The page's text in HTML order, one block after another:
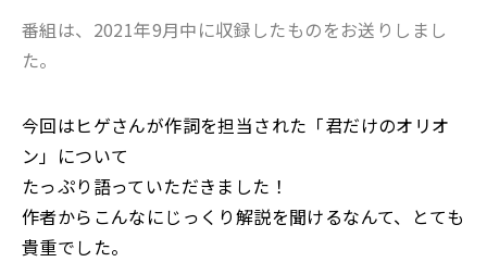
番組は、2021年9月中に収録したものをお送りしまし
た。
今回はヒゲさんが作詞を担当された「君だけのオリオ
ン」について
たっぷり語っていただきました！
作者からこんなにじっくり解説を聞けるなんて、とても
貴重でした。